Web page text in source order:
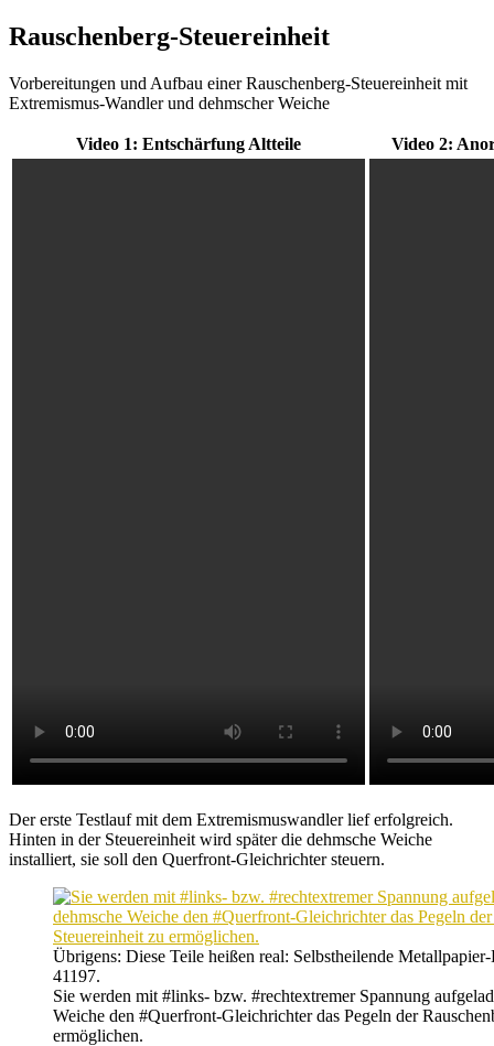
Rauschenberg-Steuereinheit
Vorbereitungen und Aufbau einer Rauschenberg-Steuereinheit mit
Extremismus-Wandler und dehmscher Weiche
Video 1: Entschärfung Altteile Video 2:
Der erste Testlauf mit dem Extremismuswandler lief erfolgreich.
Hinten in der Steuereinheit wird später die dehmsche Weiche
installiert, sie soll den Querfront-Gleichrichter steuern.
Übrigens: Diese Teile heißen real: Selbstheilende
41197.
Sie werden mit #links- bzw. #rechtextremer Spannung
Weiche den #Querfront-Gleichrichter das Pegeln der
ermöglichen.